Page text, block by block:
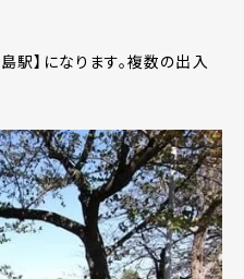
駅】になります。複数の出入